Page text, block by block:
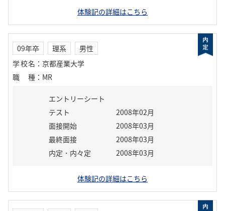
体験記の詳細はこちら
09年卒 理系
男性
学校名 ： 京都産業大学
職種 ： MR
エントリーシート
テスト
2008年02月
面接開始
2008年03月
最終面接
2008年03月
内定・内々定
2008年03月
体験記の詳細はこちら